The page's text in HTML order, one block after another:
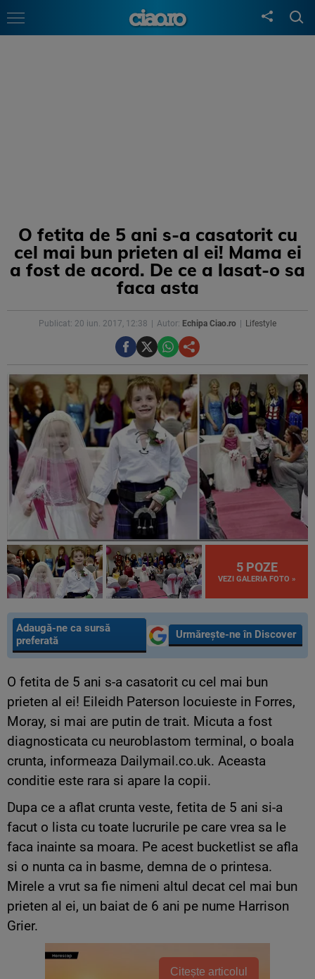
O fetita de 5 ani s-a casatorit cu
cel mai bun prieten al ei! Mama ei
a fost de acord. De ce a lasat-o sa
faca asta
Publicat: 20 iun. 2017, 12:38 Autor: Echipa Ciao.ro Lifestyle
5 POZE
VEZI GALERIA FOTO »
Adaugă-ne ca sursă
preferată
Urmărește-ne în Discover
O fetita de 5 ani s-a casatorit cu cel mai bun
prieten al ei! Eileidh Paterson locuieste in Forres,
Moray, si mai are putin de trait. Micuta a fost
diagnosticata cu neuroblastom terminal, o boala
crunta, informeaza Dailymail.co.uk. Aceasta
conditie este rara si apare la copii.
Dupa ce a aflat crunta veste, fetita de 5 ani si-a
facut o lista cu toate lucrurile pe care vrea sa le
faca inainte sa moara. Pe acest bucketlist se afla
si o nunta ca in basme, demna de o printesa.
Mirele a vrut sa fie nimeni altul decat cel mai bun
prieten al ei, un baiat de 6 ani pe nume Harrison
Grier.
Citește articolul